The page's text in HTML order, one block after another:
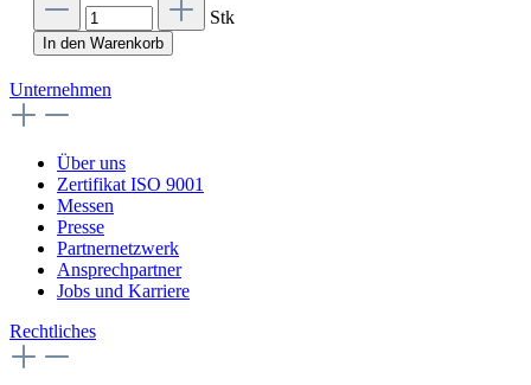
Stk
In den Warenkorb
Unternehmen
Über uns
Zertifikat ISO 9001
Messen
Presse
Partnernetzwerk
Ansprechpartner
Jobs und Karriere
Rechtliches